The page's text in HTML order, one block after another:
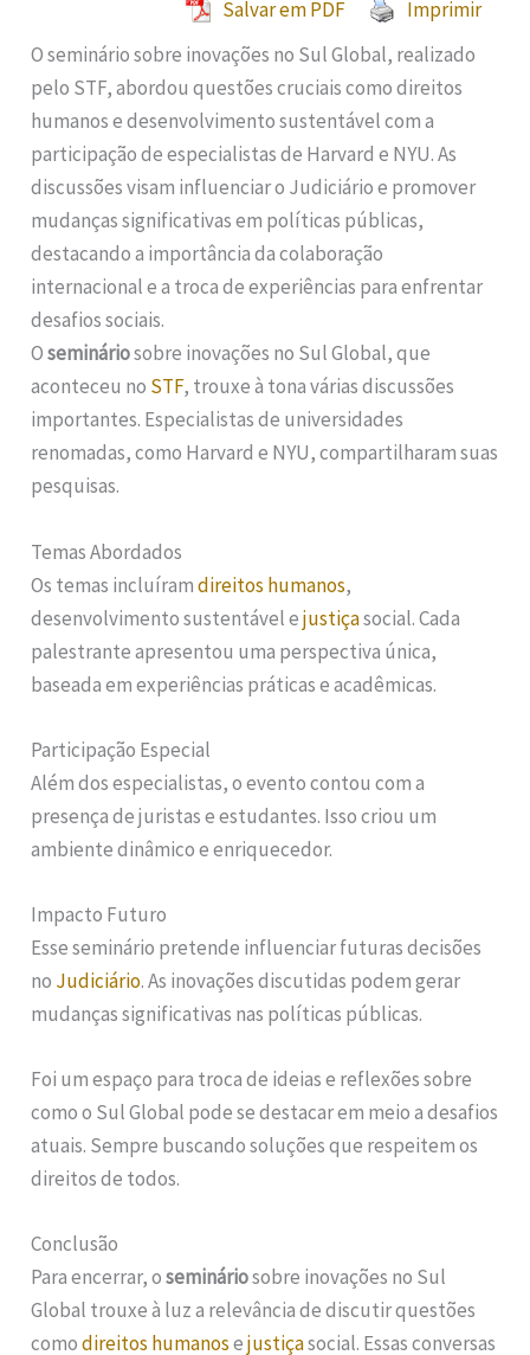
Salvar em PDF
Imprimir
O seminário sobre inovações no Sul Global, realizado
pelo STF, abordou questões cruciais como direitos
humanos e desenvolvimento sustentável com a
participação de especialistas de Harvard e NYU. As
discussões visam influenciar o Judiciário e promover
mudanças significativas em políticas públicas,
destacando a importância da colaboração
internacional e a troca de experiências para enfrentar
desafios sociais.
Osemináriosobre inovações no Sul Global, que
aconteceu no STF, trouxe à tona várias discussões
importantes. Especialistas de universidades
renomadas, como Harvard e NYU, compartilharam suas
pesquisas.
Temas Abordados
Os temas incluíramdireitos humanos,
desenvolvimento sustentável ejustiçasocial. Cada
palestrante apresentou uma perspectiva única,
baseada em experiências práticas e acadêmicas.
Participação Especial
Além dos especialistas, o evento contou com a
presença de juristas e estudantes. Isso criou um
ambiente dinâmico e enriquecedor.
Impacto Futuro
Esse seminário pretende influenciar futuras decisões
no Judiciário. As inovações discutidas podem gerar
mudanças significativas nas políticas públicas.
Foi um espaço para troca de ideias e reflexões sobre
como o Sul Global pode se destacar em meio a desafios
atuais. Sempre buscando soluções que respeitem os
direitos de todos.
Conclusão
Para encerrar, osemináriosobre inovações no Sul
Global trouxe à luz a relevância de discutir questões
comodireitos humanosejustiçasocial. Essas conversas